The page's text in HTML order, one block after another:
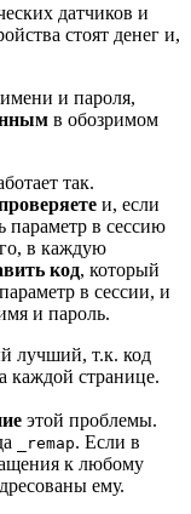
датчиков и
стоят денег и,
и пароля,
в обозримом
так.
и, если
параметр в сессию
в каждую
код, который
в сессии, и
и пароль.
лучший, т.к. код
каждой странице.
этой проблемы.
_remap. Если в
к любому
ему.